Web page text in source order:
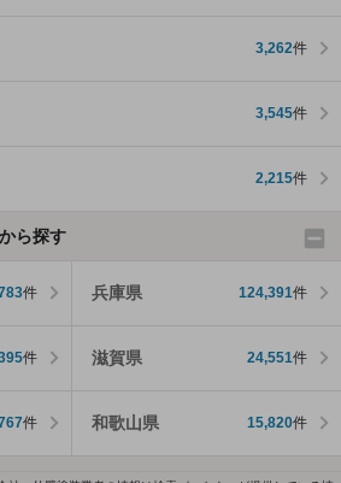
3,262件
3,545件
2,215件
ら探す
件 兵庫県 124,391件
件 滋賀県 24,551件
件 和歌山県 15,820件